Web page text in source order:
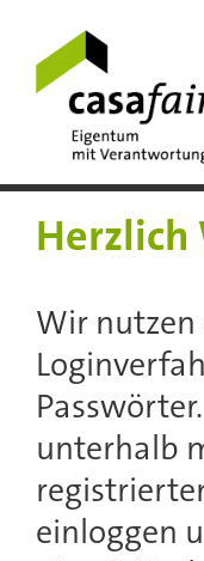
Wir nutzen
unterhalb
einloggen